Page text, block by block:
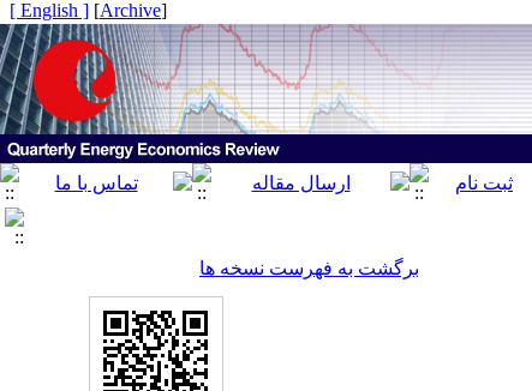
[
Archive
]
[ English ]
برگشت به فهرست نسخه ها